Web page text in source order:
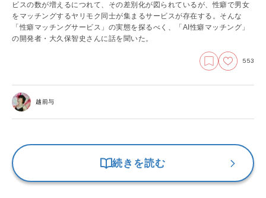
ビスの数が増えるにつれて、その差別化が図られているが、性癖で男女
をマッチングするヤリモク同士が集まるサービスが存在する。そんな
「性癖マッチングサービス」の実態を探るべく、「AI性癖マッチング」
の開発者・大久保智史さんに話を聞いた。
553
越前与
続きを読む